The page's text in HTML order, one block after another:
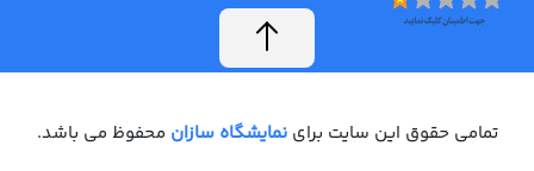
تمامی حقوق این سایت براینمایشگاه سازان محفوظ می باشد.